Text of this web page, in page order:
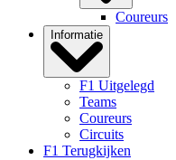
Coureurs
Informatie
F1 Uitgelegd
Teams
Coureurs
Circuits
F1 Terugkijken